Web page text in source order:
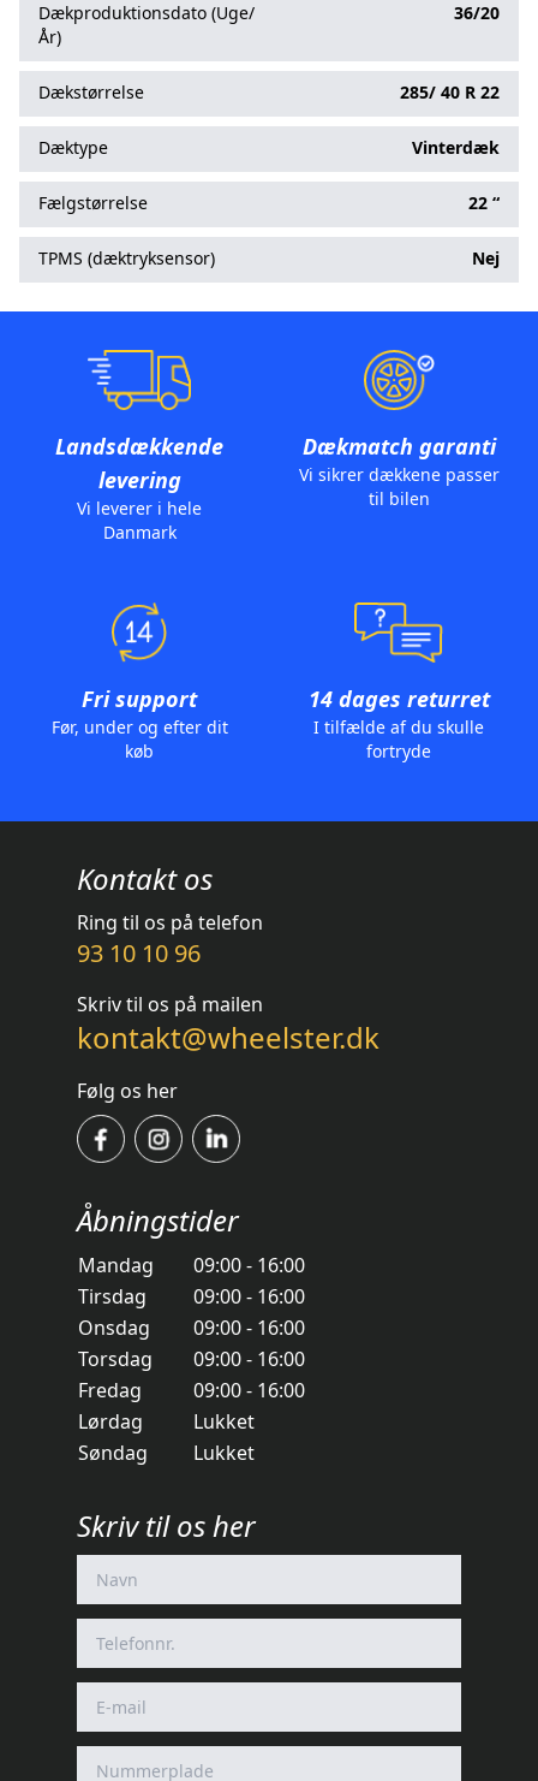
Dækproduktionsdato (Uge/
År)
36/20
Dækstørrelse 285/ 40 R 22
Dæktype Vinterdæk
Fælgstørrelse 22 “
TPMS (dæktryksensor) Nej
Landsdækkende
levering
Vi leverer i hele
Danmark
Dækmatch garanti
Vi sikrer dækkene passer
til bilen
Fri support
Før, under og efter dit
køb
14 dages returret
I tilfælde af du skulle
fortryde
Kontakt os
Ring til os på telefon
93 10 10 96
Skriv til os på mailen
kontakt@wheelster.dk
Følg os her
Åbningstider
Mandag
09:00 - 16:00
Tirsdag
09:00 - 16:00
Onsdag
09:00 - 16:00
Torsdag
09:00 - 16:00
Fredag
09:00 - 16:00
Lørdag
Lukket
Søndag
Lukket
Skriv til os her